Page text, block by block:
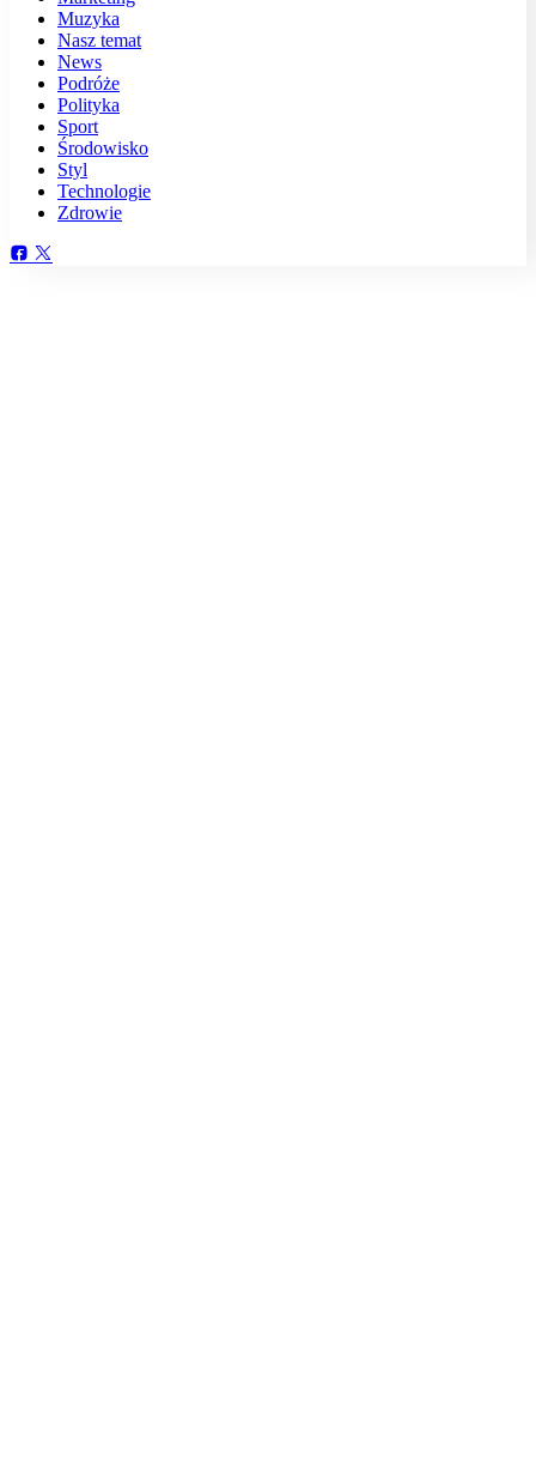
Muzyka
Nasz temat
News
Podróże
Polityka
Sport
Środowisko
Styl
Technologie
Zdrowie